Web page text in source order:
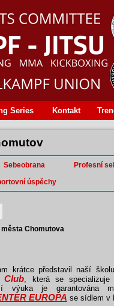
Series Kontakt
Sebeobrana
Profesní
úspěchy
Chomutova
krátce představil naší
Club, která se specializuje
výuka je garantována
EUROPA se sídlem v